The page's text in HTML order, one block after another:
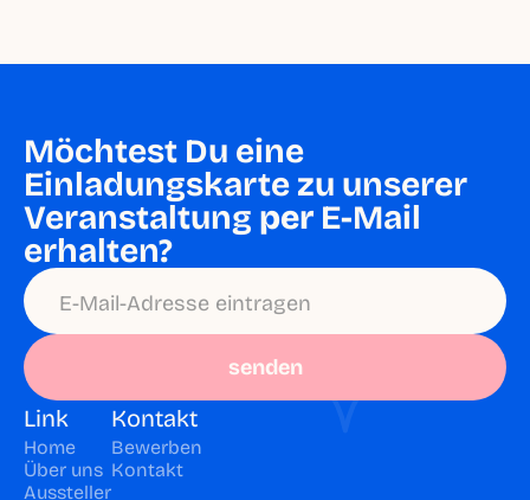
senden
Möchtest Du eine
Einladungskarte zu unserer
Veranstaltung per E-Mail
erhalten?
Link
Home
Über uns
Aussteller
Kontakt
Bewerben
Kontakt